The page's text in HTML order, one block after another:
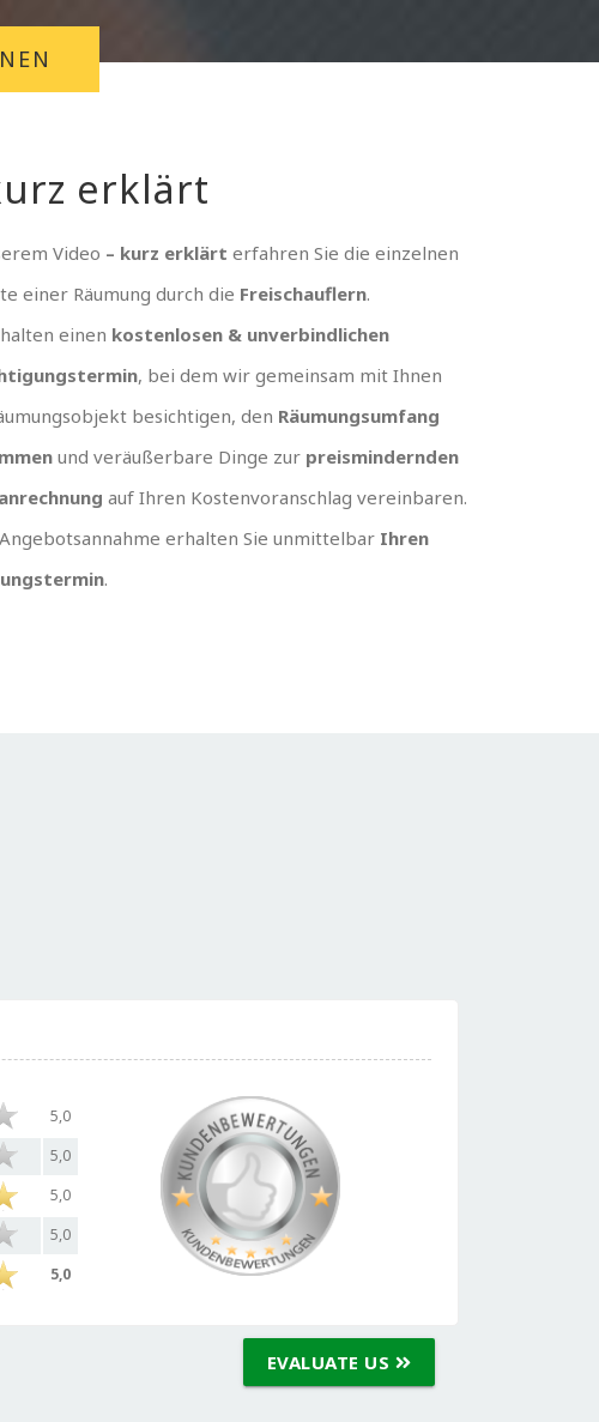
erklärt
Video – kurz erklärt erfahren Sie die einzelnen
einer Räumung durch die Freischauflern.
einen kostenlosen & unverbindlichen
, bei dem wir gemeinsam mit Ihnen
besichtigen, den Räumungsumfang
und veräußerbare Dinge zur preismindernden
auf Ihren Kostenvoranschlag vereinbaren.
erhalten Sie unmittelbar Ihren
.
5,0
5,0
5,0
5,0
5,0
EVALUATE US